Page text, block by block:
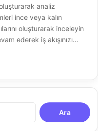
analiz
ince veya kalın
oluşturarak inceleyin
ederek iş akışınızı…
A